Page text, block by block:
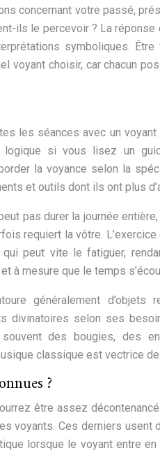
concernant votre passé,
ils le percevoir ? La
symboliques. Être
voyant choisir, car chacun
les séances avec un
logique si vous lisez un
la voyance selon la
et outils dont ils ont plus
pas durer la journée
requiert la vôtre.
qui peut vite le fatiguer,
à mesure que le temps
généralement d’objets
divinatoires selon ses
des bougies, des
classique est vectrice
?
être assez
voyants. Ces derniers usent
lorsque le voyant entre